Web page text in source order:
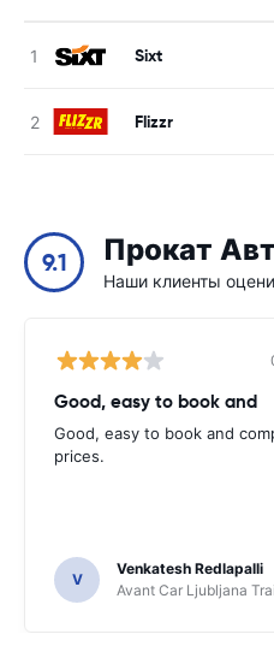
Sixt
Flizzr
9.1 Прокат
Наши клиенты
Good, easy to book and
Good, easy to book and
prices.
V
Venkatesh Redlapalli
Avant Car Ljubljana